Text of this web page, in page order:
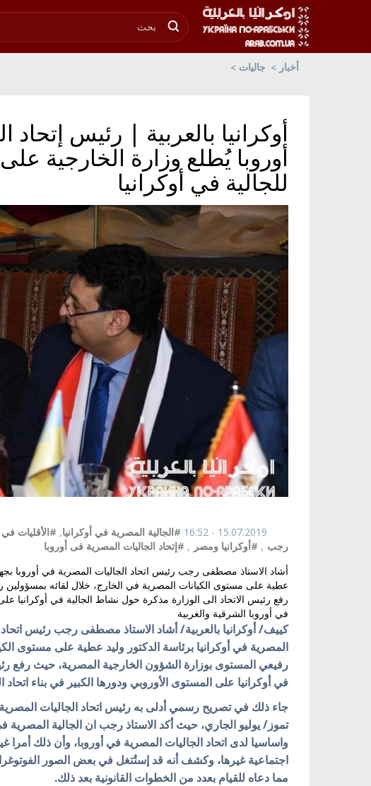
أخبار جاليات
أوكرانيا بالعربية | رئيس
أوروبا يُطلع وزارة الخارجية
للجالية في أوكرانيا
15.07.2019 - 16:52 #الجالية المصرية في أوكرانيا, #الأقليات في
رجب , #أوكرانيا ومصر , #إتحاد الجاليات المصرية فى أوروبا
أشاد الاستاذ مصطفى رجب رئيس اتحاد الجاليات المصرية في أوروبا
عطية على مستوى الكيانات المصرية في الخارج، خلال لقائه
رفع رئيس الاتحاد الى الوزارة مذكرة حول نشاط الجالية في أوكرانيا
في أوروبا الشرقية والغربية
كييف/ أوكرانيا بالعربية/ أشاد الاستاذ مصطفى رجب رئيس اتحاد
المصرية في أوكرانيا برئاسة الدكتور وليد عطية على مستوى
رفيعي المستوى بوزارة الشؤون الخارجية المصرية، حيث رفع
في أوكرانيا على المستوى الأوروبي ودورها الكبير في بناء
تموز/ يوليو الجاري، حيث أكد الاستاذ رجب ان الجالية المصرية
واساسيا لدى اتحاد الجاليات المصرية في أوروبا، وأن ذلك أمرا
اجتماعية غيرها، وكشف أنه قد إستُتغل في بعض الصور
مما دعاه للقيام بعدد من الخطوات القانونية بعد ذلك.